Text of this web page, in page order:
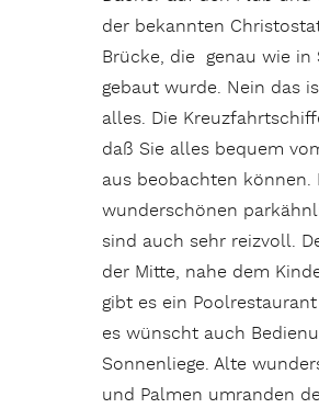
der bekannten
Brücke, die genau wie in
gebaut wurde. Nein das
alles. Die
daß Sie alles bequem
aus beobachten können.
wunderschönen
sind auch sehr reizvoll.
der Mitte, nahe dem
gibt es ein
es wünscht auch
Sonnenliege. Alte
und Palmen umranden